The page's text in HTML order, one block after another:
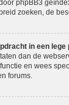
phpBB3
zoeken, de
in een lege
dan de
en wees
forums.